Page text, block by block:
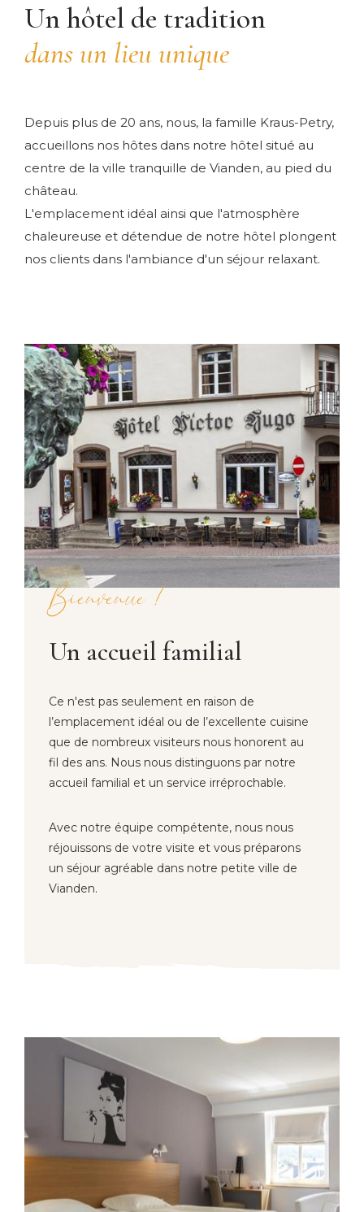
Un hôtel de tradition
dans un lieu unique
Depuis plus de 20 ans, nous, la famille Kraus-Petry,
accueillons nos hôtes dans notre hôtel situé au
centre de la ville tranquille de Vianden, au pied du
château.
L'emplacement idéal ainsi que l'atmosphère
chaleureuse et détendue de notre hôtel plongent
nos clients dans l'ambiance d'un séjour relaxant.
Bienvenue !
Un accueil familial
Ce n'est pas seulement en raison de
l’emplacement idéal ou de l’excellente cuisine
que de nombreux visiteurs nous honorent au
fil des ans. Nous nous distinguons par notre
accueil familial et un service irréprochable.
Avec notre équipe compétente, nous nous
réjouissons de votre visite et vous préparons
un séjour agréable dans notre petite ville de
Vianden.